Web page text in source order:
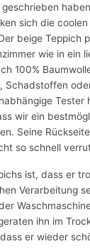
sich die
beige Teppich
wie in ein
100%
Schadstoffen
Tester
wir ein
Seine
so schnell
ist, dass er
Verarbeitung
ihn im
er wieder